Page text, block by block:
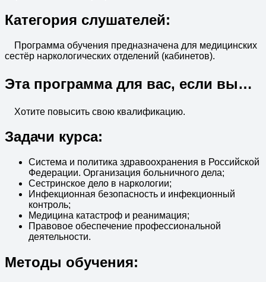
Категория слушателей:
Программа обучения предназначена для медицинских
сестёр наркологических отделений (кабинетов).
Эта программа для вас, если вы…
Хотите повысить свою квалификацию.
Задачи курса:
Система и политика здравоохранения в Российской
Федерации. Организация больничного дела;
Сестринское дело в наркологии;
Инфекционная безопасность и инфекционный
контроль;
Медицина катастроф и реанимация;
Правовое обеспечение профессиональной
деятельности.
Методы обучения: